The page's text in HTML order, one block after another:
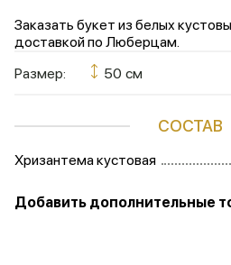
Заказать букет из белых
доставкой по Люберцам.
Размер:
50 см
СОСТАВ
Хризантема кустовая
Добавить дополнительные